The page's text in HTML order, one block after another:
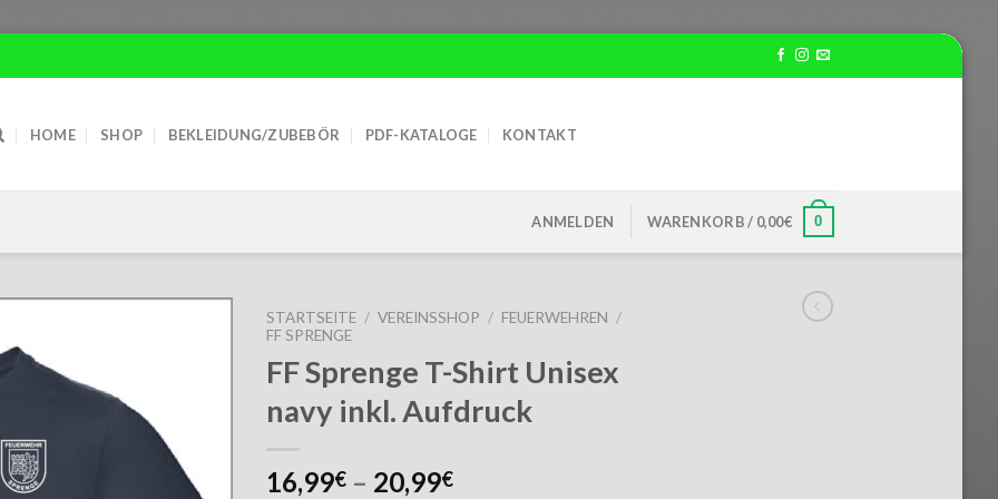
HOME SHOP BEKLEIDUNG/ZUBEBÖR PDF-KATALOGE KONTAKT
ANMELDEN WARENKORB / 0,00€ 0
STARTSEITE / VEREINSSHOP / FEUERWEHREN /
FF SPRENGE
FF Sprenge T-Shirt Unisex
navy inkl. Aufdruck
16,99€ – 20,99€